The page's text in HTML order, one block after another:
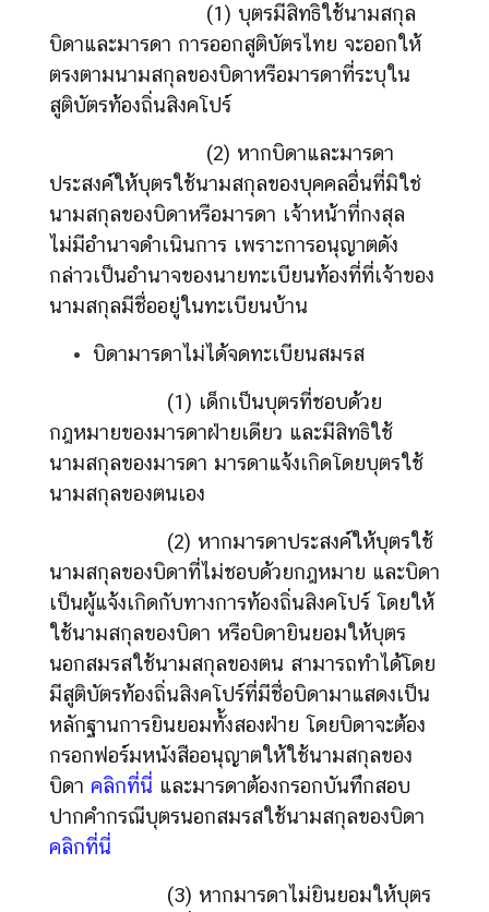
ห
รั
บ
ค
ท
ย
ข้
อ
ธ
า
ร
ฐ
สิ
ง
โ
ป
ร์
ค
ว
า
(1) บุตรมีสิทธิใช้นามสกุล
บิดาและมารดา การออกสูติบัตรไทย จะออกให้
ตรงตามนามสกุลของบิดาหรือมารดาที่ระบุใน
สูติบัตรท้องถิ่นสิงคโปร์
(2) หากบิดาและมารดา
ประสงค์ให้บุตรใช้นามสกุลของบุคคลอื่นที่มิใช่
นามสกุลของบิดาหรือมารดา เจ้าหน้าที่กงสุล
ไม่มีอำนาจดำเนินการ เพราะการอนุญาตดัง
กล่าวเป็นอำนาจของนายทะเบียนท้องที่ที่เจ้าของ
นามสกุลมีชื่ออยู่ในทะเบียนบ้าน
บิดามารดาไม่ได้จดทะเบียนสมรส
(1) เด็กเป็นบุตรที่ชอบด้วย
กฎหมายของมารดาฝ่ายเดียว และมีสิทธิใช้
นามสกุลของมารดา มารดาแจ้งเกิดโดยบุตรใช้
นามสกุลของตนเอง
(2) หากมารดาประสงค์ให้บุตรใช้
นามสกุลของบิดาที่ไม่ชอบด้วยกฎหมาย และบิดา
เป็นผู้แจ้งเกิดกับทางการท้องถิ่นสิงคโปร์ โดยให้
ใช้นามสกุลของบิดา หรือบิดายินยอมให้บุตร
นอกสมรสใช้นามสกุลของตน สามารถทำได้โดย
มีสูติบัตรท้องถิ่นสิงคโปร์ที่มีชื่อบิดามาแสดงเป็น
หลักฐานการยินยอมทั้งสองฝ่าย โดยบิดาจะต้อง
กรอกฟอร์มหนังสืออนุญาตให้ใช้นามสกุลของ
บิดา คลิกที่นี่ และมารดาต้องกรอกบันทึกสอบ
ปากคำกรณีบุตรนอกสมรสใช้นามสกุลของบิดา
คลิกที่นี่
(3) หากมารดาไม่ยินยอมให้บุตร